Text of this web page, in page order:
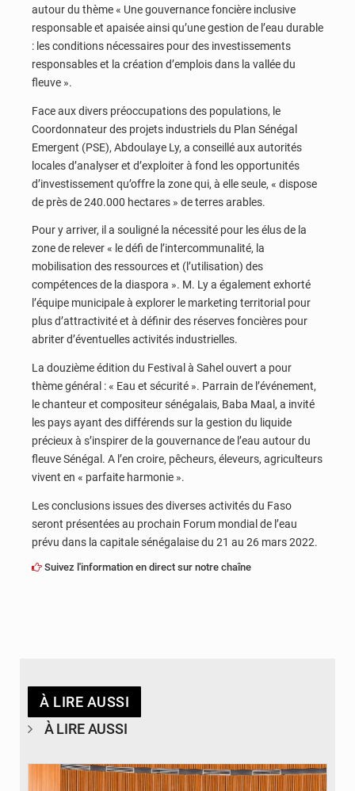
autour du thème « Une gouvernance foncière inclusive
responsable et apaisée ainsi qu’une gestion de l’eau durable
: les conditions nécessaires pour des investissements
responsables et la création d’emplois dans la vallée du
fleuve ».
Face aux divers préoccupations des populations, le
Coordonnateur des projets industriels du Plan Sénégal
Emergent (PSE), Abdoulaye Ly, a conseillé aux autorités
locales d’analyser et d’exploiter à fond les opportunités
d’investissement qu’offre la zone qui, à elle seule, « dispose
de près de 240.000 hectares » de terres arables.
Pour y arriver, il a souligné la nécessité pour les élus de la
zone de relever « le défi de l’intercommunalité, la
mobilisation des ressources et (l’utilisation) des
compétences de la diaspora ». M. Ly a également exhorté
l’équipe municipale à explorer le marketing territorial pour
plus d’attractivité et à définir des réserves foncières pour
abriter d’éventuelles activités industrielles.
La douzième édition du Festival à Sahel ouvert a pour
thème général : « Eau et sécurité ». Parrain de l’événement,
le chanteur et compositeur sénégalais, Baba Maal, a invité
les pays ayant des différends sur la gestion du liquide
précieux à s’inspirer de la gouvernance de l’eau autour du
fleuve Sénégal. A l’en croire, pêcheurs, éleveurs, agriculteurs
vivent en « parfaite harmonie ».
Les conclusions issues des diverses activités du Faso
seront présentées au prochain Forum mondial de l’eau
prévu dans la capitale sénégalaise du 21 au 26 mars 2022.
Suivez l'information en direct sur notre chaîne
À LIRE AUSSI
À LIRE AUSSI